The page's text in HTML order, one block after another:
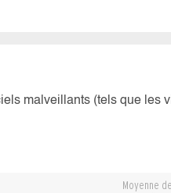
malveillants (tels que les
Moyenne